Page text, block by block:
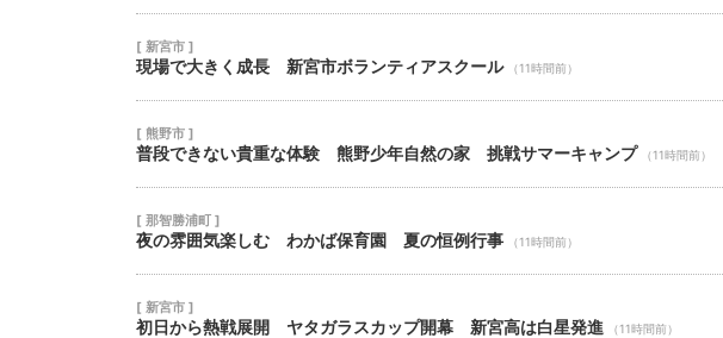
[ 新宮市 ]
現場で大きく成長 新宮市ボランティアスクール （11時間前）
[ 熊野市 ]
普段できない貴重な体験 熊野少年自然の家 挑戦サマーキャンプ （11時間前）
[ 那智勝浦町 ]
夜の雰囲気楽しむ わかば保育園 夏の恒例行事 （11時間前）
[ 新宮市 ]
初日から熱戦展開 ヤタガラスカップ開幕 新宮高は白星発進 （11時間前）